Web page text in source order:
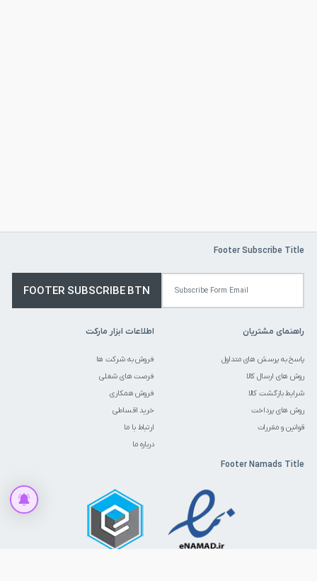
Footer Subscribe Title
FOOTER SUBSCRIBE BTN
راهنمای مشتریان
پاسخ به پرسش های متداول
روش های ارسال کالا
شرایط بازگشت کالا
روش های پرداخت
قوانین و مقررات
اطلاعات ابزار مارکت
فروش به شرکت ها
فرصت های شغلی
فروش همکاری
خرید اقساطی
ارتباط با ما
درباره ما
Footer Namads Title
Product Detail Call For Price Hint
PRODUCT ACTION CALL FOR PRICE